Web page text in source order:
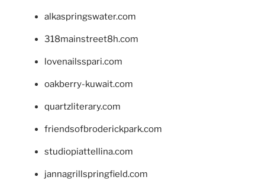
alkaspringswater.com
318mainstreet8h.com
lovenailsspari.com
oakberry-kuwait.com
quartzliterary.com
friendsofbroderickpark.com
studiopiattellina.com
jannagrillspringfield.com